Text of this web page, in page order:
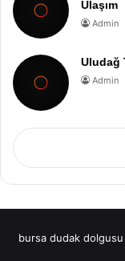
Ulaşım
Admin
Uludağ
Admin
bursa dudak dolgusu